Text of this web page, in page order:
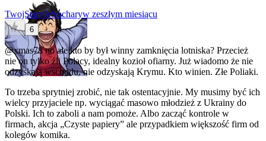
TwojStaryJeSucharyw zeszłym miesiącu
6
@xmas78no ale kto by był winny zamknięcia lotniska? Przecież
nie on tylko źli Polacy, idealny kozioł ofiarny. Już wiadomo że nie
odzyskają wschodu, nie odzyskają Krymu. Kto winien. Złe Poliaki.
To trzeba sprytniej zrobić, nie tak ostentacyjnie. My musimy być ich
wielcy przyjaciele np. wyciągać masowo młodzież z Ukrainy do
Polski. Ich to zaboli a nam pomoże. Albo zacząć kontrole w
firmach, akcja „Czyste papiery” ale przypadkiem większość firm od
kolegów komika.